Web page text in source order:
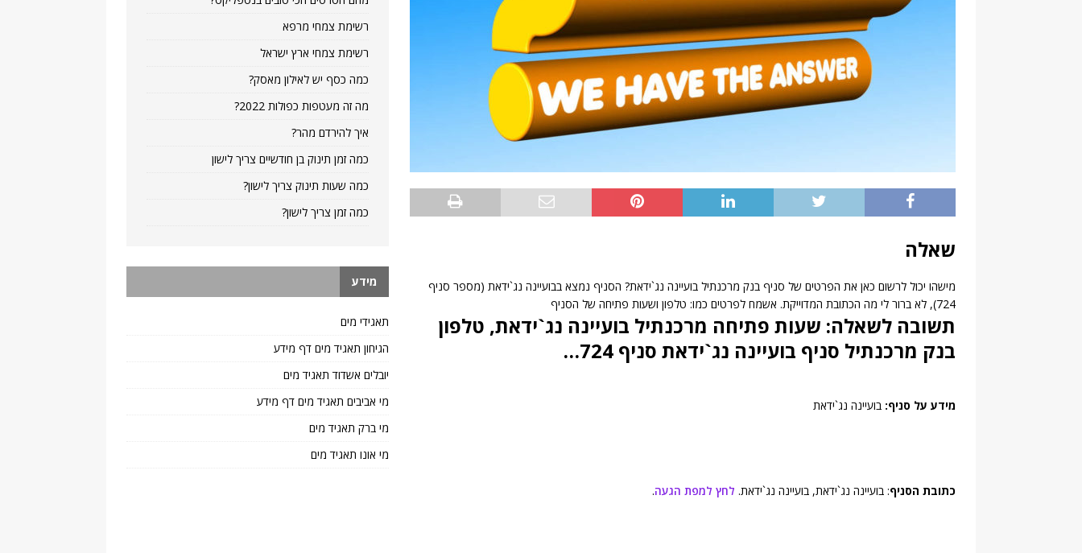
שאלה
מישהו יכול לרשום כאן את הפרטים של סניף בנק מרכנתיל בועיינה נג`ידאת? הסניף נמצא בבועיינה נג`ידאת (מספר סניף
724), לא ברור לי מה הכתובת המדוייקת. אשמח לפרטים כמו: טלפון ושעות פתיחה של הסניף
תשובה לשאלה: שעות פתיחה מרכנתיל בועיינה נג`ידאת, טלפון
בנק מרכנתיל סניף בועיינה נג`ידאת סניף 724…
מידע על סניף: בועיינה נג`ידאת
כתובת הסניף: בועיינה נג`ידאת, בועיינה נג`ידאת. לחץ למפת הגעה.
רשימת צמחי מרפא
רשימת צמחי ארץ ישראל
כמה כסף יש לאילון מאסק?
מה זה מעטפות כפולות 2022?
איך להירדם מהר?
כמה זמן תינוק בן חודשיים צריך לישון
כמה שעות תינוק צריך לישון?
כמה זמן צריך לישון?
מידע
תאגידי מים
הגיחון תאגיד מים דף מידע
יובלים אשדוד תאגיד מים
מי אביבים תאגיד מים דף מידע
מי ברק תאגיד מים
מי אונו תאגיד מים